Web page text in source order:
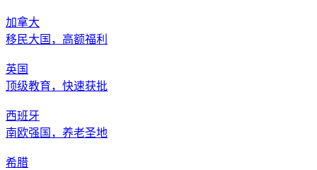
加拿大
移民大国，高额福利
英国
顶级教育，快速获批
西班牙
南欧强国，养老圣地
希腊